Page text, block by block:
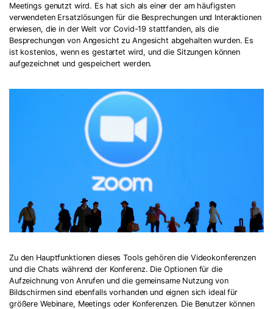
Meetings genutzt wird. Es hat sich als einer der am häufigsten
verwendeten Ersatzlösungen für die Besprechungen und Interaktionen
erwiesen, die in der Welt vor Covid-19 stattfanden, als die
Besprechungen von Angesicht zu Angesicht abgehalten wurden. Es
ist kostenlos, wenn es gestartet wird, und die Sitzungen können
aufgezeichnet und gespeichert werden.
Zu den Hauptfunktionen dieses Tools gehören die Videokonferenzen
und die Chats während der Konferenz. Die Optionen für die
Aufzeichnung von Anrufen und die gemeinsame Nutzung von
Bildschirmen sind ebenfalls vorhanden und eignen sich ideal für
größere Webinare, Meetings oder Konferenzen. Die Benutzer können